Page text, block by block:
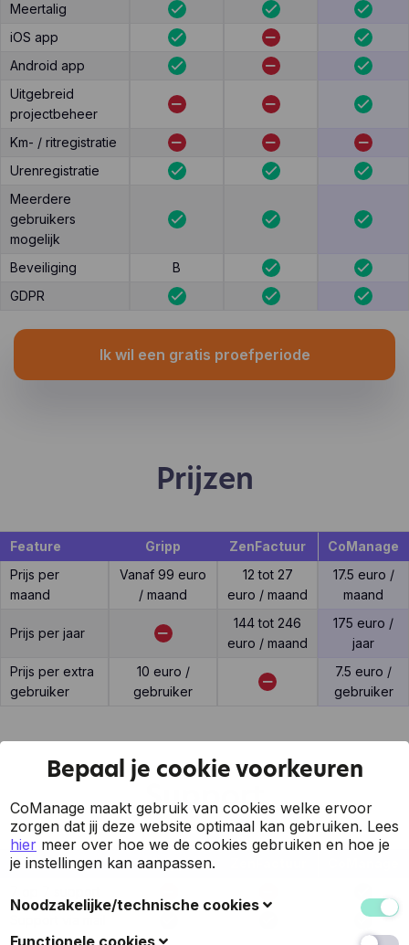
Meertalig
iOS app
Android app
Uitgebreid
projectbeheer
Km- / ritregistratie
Urenregistratie
Meerdere
gebruikers
mogelijk
Beveiliging
B
GDPR
Ik wil een gratis proefperiode
Prijzen
Feature Gripp ZenFactuur
CoManage
Prijs per
maand
Vanaf 99 euro
/ maand
12 tot 27
euro / maand
17.5 euro /
maand
Prijs per jaar
144 tot 246
euro / maand
175 euro /
jaar
Prijs per extra
gebruiker
10 euro /
gebruiker
7.5 euro /
gebruiker
Support
Feature Gripp
Bepaal je cookie voorkeuren
CoManage maakt gebruik van cookies welke ervoor
zorgen dat jij deze website optimaal kan gebruiken. Lees
hier meer over hoe we de cookies gebruiken en hoe je
je instellingen kan aanpassen.
Noodzakelijke/technische cookies
Deze cookies verzamelen gegevens om de
Functionele cookies